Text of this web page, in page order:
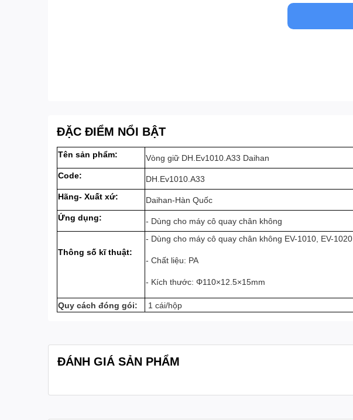
ĐẶC ĐIỂM NỔI BẬT
Tên sản phẩm: Vòng giữ DH.Ev1010.A33 Daihan
Code: DH.Ev1010.A33
Hãng- Xuất xứ: Daihan-Hàn Quốc
Ứng dụng: - Dùng cho máy cô quay chân không
Thông số kĩ thuật:
- Dùng cho máy cô quay chân không EV-1010, EV-1020
- Chất liệu: PA
- Kích thước: Φ110×12.5×15mm
Quy cách đóng gói: 1 cái/hộp
ĐÁNH GIÁ SẢN PHẨM